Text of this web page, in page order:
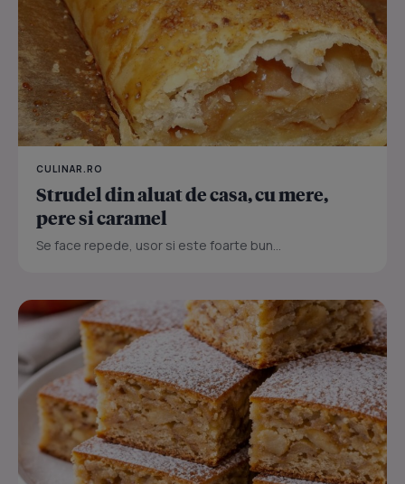
CULINAR.RO
Strudel din aluat de casa, cu mere,
pere si caramel
Se face repede, usor si este foarte bun...